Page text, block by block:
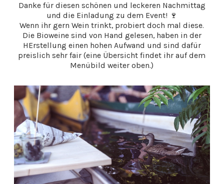
Danke für diesen schönen und leckeren Nachmittag
und die Einladung zu dem Event! 🍷
Wenn ihr gern Wein trinkt, probiert doch mal diese.
Die Bioweine sind von Hand gelesen, haben in der
HErstellung einen hohen Aufwand und sind dafür
preislich sehr fair (eine Übersicht findet ihr auf dem
Menübild weiter oben.)